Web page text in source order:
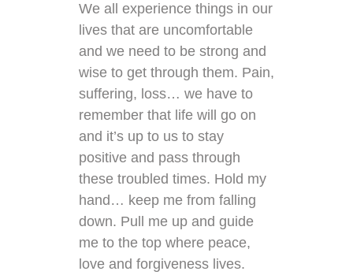
We all experience things in our
lives that are uncomfortable
and we need to be strong and
wise to get through them. Pain,
suffering, loss… we have to
remember that life will go on
and it’s up to us to stay
positive and pass through
these troubled times. Hold my
hand… keep me from falling
down. Pull me up and guide
me to the top where peace,
love and forgiveness lives.